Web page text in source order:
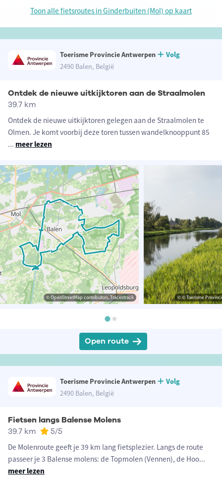
Toon alle fietsroutes in Ginderbuiten (Mol) op kaart
Toerisme Provincie Antwerpen
Volg
2490 Balen, België
Ontdek de nieuwe uitkijktoren aan de Straalmolen
39.7 km
Ontdek de nieuwe uitkijktoren gelegen aan de Straalmolen te
Olmen. Je komt voorbij deze toren tussen wandelknooppunt 85
... meer lezen
© OpenStreetMap contributors, Tracestrack © © Toerisme
Open route
Toerisme Provincie Antwerpen
Volg
2490 Balen, België
Fietsen langs Balense Molens
39.7 km 5/5
De Molenroute geeft je 39 km lang fietsplezier. Langs de route
passeer je 3 Balense molens: de Topmolen (Vennen), de Hoo...
meer lezen